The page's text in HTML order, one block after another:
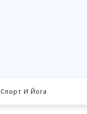
Спорт И Йога